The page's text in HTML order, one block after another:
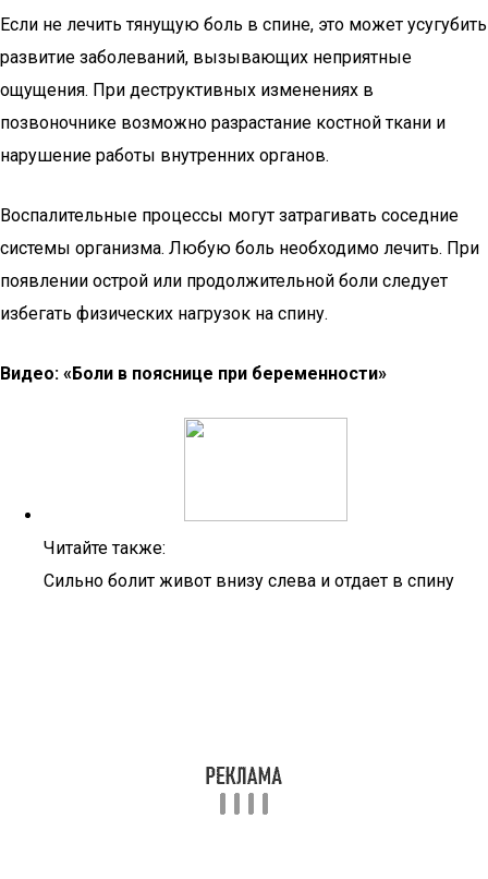
Если не лечить тянущую боль в спине, это может усугубить
развитие заболеваний, вызывающих неприятные
ощущения. При деструктивных изменениях в
позвоночнике возможно разрастание костной ткани и
нарушение работы внутренних органов.
Воспалительные процессы могут затрагивать соседние
системы организма. Любую боль необходимо лечить. При
появлении острой или продолжительной боли следует
избегать физических нагрузок на спину.
Видео: «Боли в пояснице при беременности»
Читайте также:
Сильно болит живот внизу слева и отдает в спину